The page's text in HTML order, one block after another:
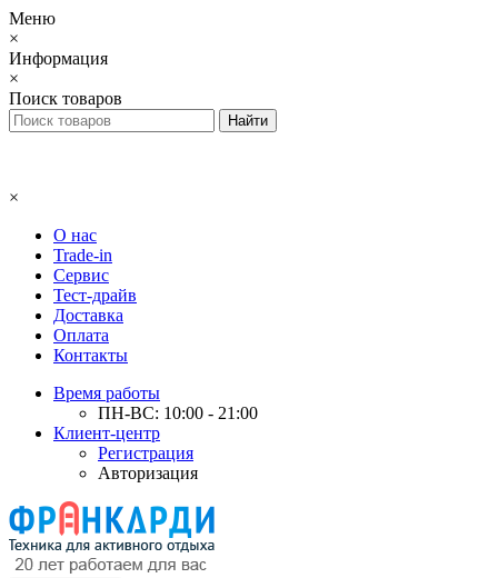
Меню
×
Информация
×
Поиск товаров
×
О нас
Trade-in
Сервис
Тест-драйв
Доставка
Оплата
Контакты
Время работы
ПН-ВС: 10:00 - 21:00
Клиент-центр
Регистрация
Авторизация